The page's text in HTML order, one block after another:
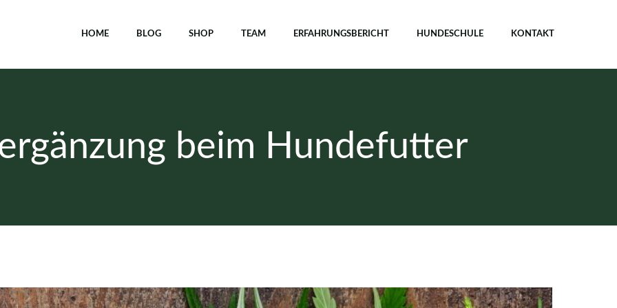
HOME BLOG SHOP TEAM ERFAHRUNGSBERICHT HUNDESCHULE KONTAKT
beim Hundefutter